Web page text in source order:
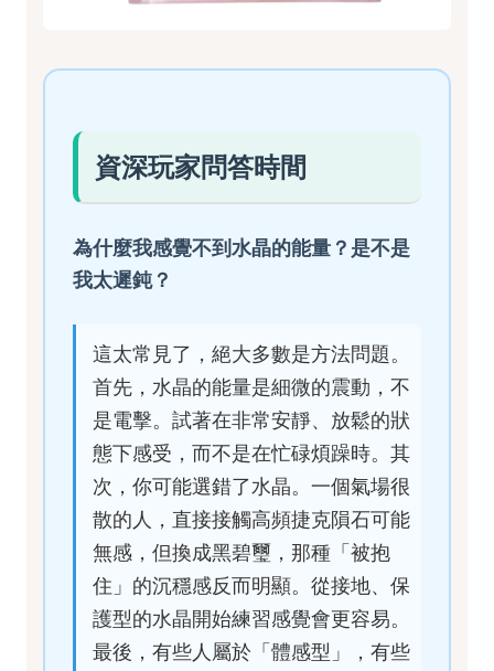
資深玩家問答時間
為什麼我感覺不到水晶的能量？是不是
我太遲鈍？
這太常見了，絕大多數是方法問題。
首先，水晶的能量是細微的震動，不
是電擊。試著在非常安靜、放鬆的狀
態下感受，而不是在忙碌煩躁時。其
次，你可能選錯了水晶。一個氣場很
散的人，直接接觸高頻捷克隕石可能
無感，但換成黑碧璽，那種「被抱
住」的沉穩感反而明顯。從接地、保
護型的水晶開始練習感覺會更容易。
最後，有些人屬於「體感型」，有些